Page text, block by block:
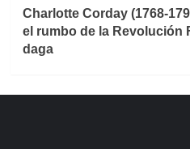
Charlotte Corday (1768-
el rumbo de la Revolución
daga